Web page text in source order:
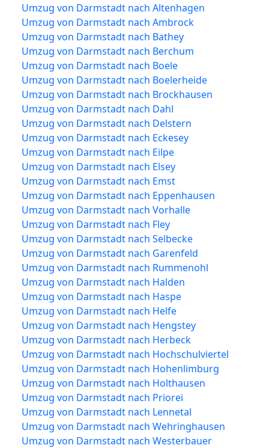
Umzug von Darmstadt nach Altenhagen
Umzug von Darmstadt nach Ambrock
Umzug von Darmstadt nach Bathey
Umzug von Darmstadt nach Berchum
Umzug von Darmstadt nach Boele
Umzug von Darmstadt nach Boelerheide
Umzug von Darmstadt nach Brockhausen
Umzug von Darmstadt nach Dahl
Umzug von Darmstadt nach Delstern
Umzug von Darmstadt nach Eckesey
Umzug von Darmstadt nach Eilpe
Umzug von Darmstadt nach Elsey
Umzug von Darmstadt nach Emst
Umzug von Darmstadt nach Eppenhausen
Umzug von Darmstadt nach Vorhalle
Umzug von Darmstadt nach Fley
Umzug von Darmstadt nach Selbecke
Umzug von Darmstadt nach Garenfeld
Umzug von Darmstadt nach Rummenohl
Umzug von Darmstadt nach Halden
Umzug von Darmstadt nach Haspe
Umzug von Darmstadt nach Helfe
Umzug von Darmstadt nach Hengstey
Umzug von Darmstadt nach Herbeck
Umzug von Darmstadt nach Hochschulviertel
Umzug von Darmstadt nach Hohenlimburg
Umzug von Darmstadt nach Holthausen
Umzug von Darmstadt nach Priorei
Umzug von Darmstadt nach Lennetal
Umzug von Darmstadt nach Wehringhausen
Umzug von Darmstadt nach Westerbauer